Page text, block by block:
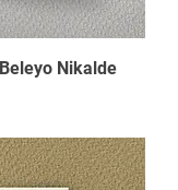
Nikalde